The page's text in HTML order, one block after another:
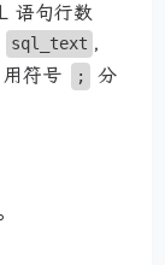
语句行数
sql_text ，
符号
;
分